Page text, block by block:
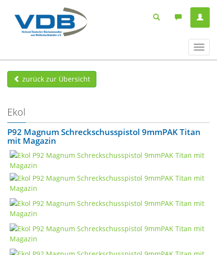
ein-/
zurück zur Übersicht
Ekol
P92 Magnum Schreckschusspistol 9mmPAK Titan
mit Magazin